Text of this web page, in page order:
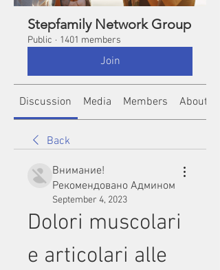
Stepfamily Network Group
Public · 1401 members
Join
Discussion Media Members About
Back
Внимание!
Рекомендовано Админом
September 4, 2023
Dolori muscolari
e articolari alle